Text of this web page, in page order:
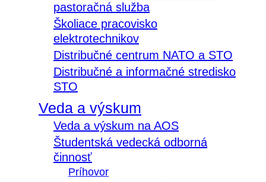
pastoračná služba
Školiace pracovisko
elektrotechnikov
Distribučné centrum NATO a STO
Distribučné a informačné stredisko
STO
Veda a výskum
Veda a výskum na AOS
Študentská vedecká odborná
činnosť
Príhovor